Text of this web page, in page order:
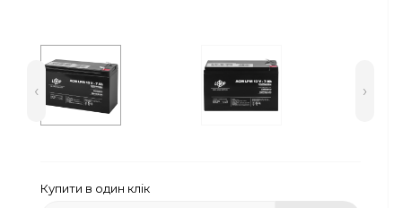
‹ ›
Купити в один клік